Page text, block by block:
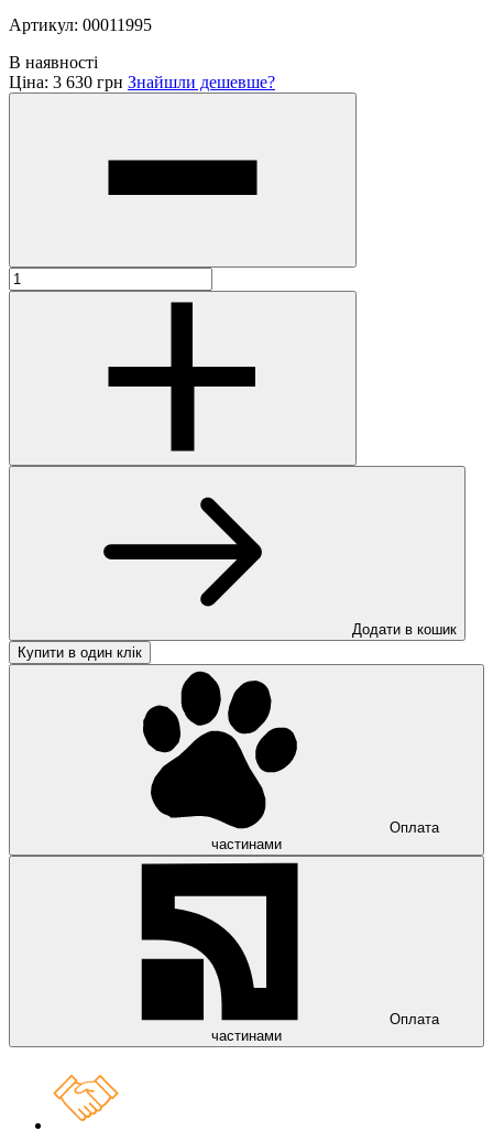
Артикул: 00011995
В наявності
Ціна: 3 630 грн Знайшли дешевше?
Додати в кошик
Купити в один клік
Оплата
частинами
Оплата
частинами